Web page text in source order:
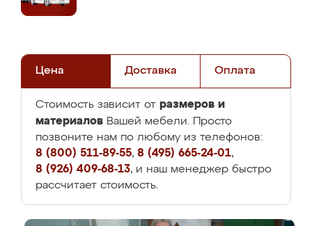
Цена Доставка Оплата
Стоимость зависит от размеров и
материалов Вашей мебели. Просто
позвоните нам по любому из телефонов:
8 (800) 511-89-55, 8 (495) 665-24-01,
8 (926) 409-68-13, и наш менеджер быстро
рассчитает стоимость.